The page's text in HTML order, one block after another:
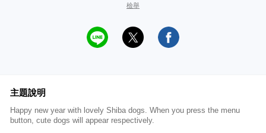
檢舉
主題說明
Happy new year with lovely Shiba dogs. When you press the menu
button, cute dogs will appear respectively.